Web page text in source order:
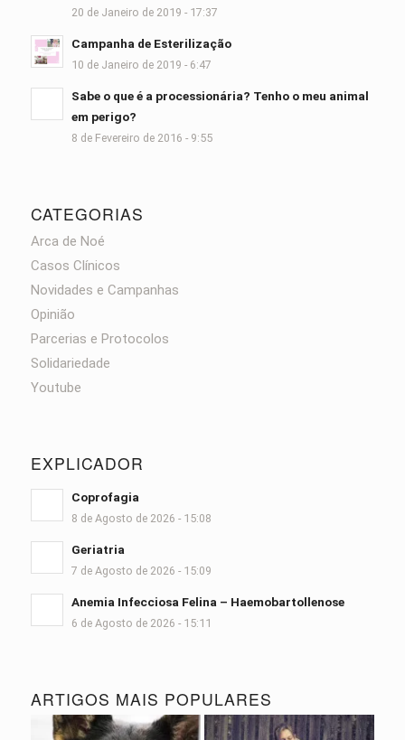
20 de Janeiro de 2019 - 17:37
Campanha de Esterilização
10 de Janeiro de 2019 - 6:47
Sabe o que é a processionária? Tenho o meu animal
em perigo?
8 de Fevereiro de 2016 - 9:55
CATEGORIAS
Arca de Noé
Casos Clínicos
Novidades e Campanhas
Opinião
Parcerias e Protocolos
Solidariedade
Youtube
EXPLICADOR
Coprofagia
8 de Agosto de 2026 - 15:08
Geriatria
7 de Agosto de 2026 - 15:09
Anemia Infecciosa Felina – Haemobartollenose
6 de Agosto de 2026 - 15:11
ARTIGOS MAIS POPULARES